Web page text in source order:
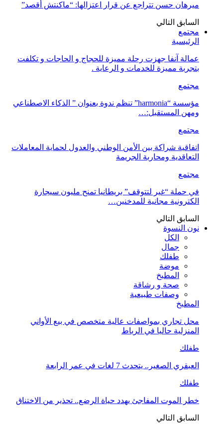
ميرهان حسن تتراجع عن قرار اعتزالها: “ماكنتش أقصد”
السابق التالي
مجتمع
الرئيسية
عمالة آنفا جهزت رحلة مميزة للحجاج و الحاجات و تكلفت
بتجربة مميزة للخدمات و الرعاية .
مجتمع
مؤسسة “harmonia” تنظم ندوة بعنوان ” الذكاء الاصطناعي
ومهن المستقبل:…
مجتمع
اتفاقية شراكة بين الأمن الوطني والعدول لحماية المعاملات
التعاقدية ومحاربة الجريمة
مجتمع
في حملة “غير لتتوقف” بريطانيا تمنح مليون سيجارة
الكترونية مجانية للمدخنين…
السابق التالي
نون النسوة
الكل
جمال
طفلك
موضة
المطبخ
صحة و رشاقة
وصفات طبيعية
المطبخ
محل تجاري بمواصفات عالية متخصص في بيع الأواني
المنزلية حاليا في الرباط
طفلك
العبقري الصغير.. يتحدث 7 لغات في عمر الرابعة
طفلك
خطر الموت المفاجئ يهدد حياة الرضع.. تحذير من الاختناق
السابق التالي